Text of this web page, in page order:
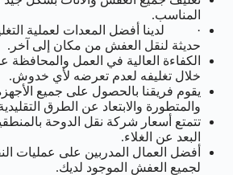
المناسب.
· لدينا أفضل المعدات لعملية
حديثة لنقل العفش من مكان إلى آخر.
الكفاءة العالية في العمل والمحافظة
خلال تغليفه لعدم تعرضه لأي خدوش.
يقوم فريقنا بالحصول على جميع
والمتطورة والابتعاد عن الطرق
تتمتع أسعار شركة نقل الدوحة
البعد عن الغلاء.
أفضل العمال المدربين على عمليات
لجميع العفش الموجود لديك.